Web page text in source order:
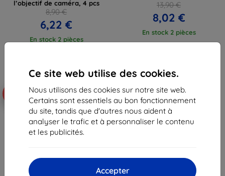
Ce site web utilise des cookies.
Nous utilisons des cookies sur notre site web.
Certains sont essentiels au bon fonctionnement
du site, tandis que d'autres nous aident à
analyser le trafic et à personnaliser le contenu
et les publicités.
Accepter
l’objectif de caméra, 4 pcs
8,90 €
6,22 €
En stock 2 pièces
13,90 €
8,02 €
En stock 2 pièces
-45%